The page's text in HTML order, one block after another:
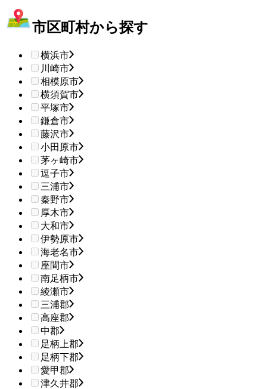
市区町村から探す
横浜市
川崎市
相模原市
横須賀市
平塚市
鎌倉市
藤沢市
小田原市
茅ヶ崎市
逗子市
三浦市
秦野市
厚木市
大和市
伊勢原市
海老名市
座間市
南足柄市
綾瀬市
三浦郡
高座郡
中郡
足柄上郡
足柄下郡
愛甲郡
津久井郡